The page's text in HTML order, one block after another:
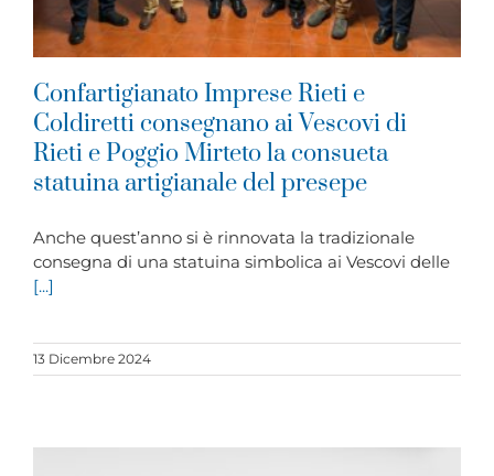
Confartigianato Imprese Rieti e
Coldiretti consegnano ai Vescovi di
Rieti e Poggio Mirteto la consueta
statuina artigianale del presepe
Anche quest’anno si è rinnovata la tradizionale
consegna di una statuina simbolica ai Vescovi delle
[...]
13 Dicembre 2024